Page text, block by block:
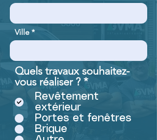
Ville
Quels travaux souhaitez-
vous réaliser ? *O
b
l
i
g
Revêtement
extérieur
Portes et fenêtres
Brique